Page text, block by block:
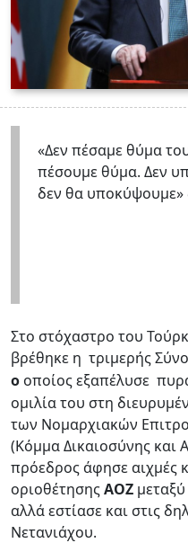
«Δεν πέσαμε θύμα
πέσουμε θύμα. Δεν
δεν θα
Στο στόχαστρο του
βρέθηκε η τριμερής
ο οποίος εξαπέλυσε
ομιλία του στη
των Νομαρχιακών
(Κόμμα Δικαιοσύνης και
πρόεδρος άφησε αιχμές
οριοθέτησηςΑΟΖ
αλλά εστίασε και στις
Νετανιάχου.